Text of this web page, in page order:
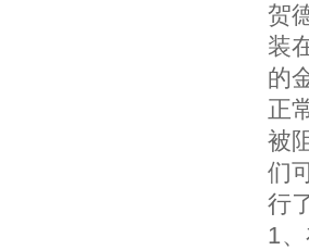
贺
装
的
正
被
们
行
1